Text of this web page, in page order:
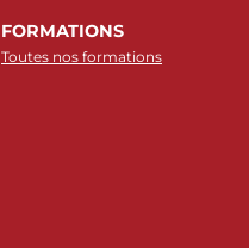
FORMATIONS
Toutes nos formations